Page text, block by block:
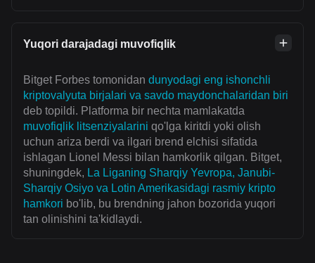
Yuqori darajadagi muvofiqlik
Bitget Forbes tomonidan dunyodagi eng ishonchli
kriptovalyuta birjalari va savdo maydonchalaridan biri
deb topildi. Platforma bir nechta mamlakatda
muvofiqlik litsenziyalarini qo'lga kiritdi yoki olish
uchun ariza berdi va ilgari brend elchisi sifatida
ishlagan Lionel Messi bilan hamkorlik qilgan. Bitget,
shuningdek, La Liganing Sharqiy Yevropa, Janubi-
Sharqiy Osiyo va Lotin Amerikasidagi rasmiy kripto
hamkori bo'lib, bu brendning jahon bozorida yuqori
tan olinishini ta'kidlaydi.